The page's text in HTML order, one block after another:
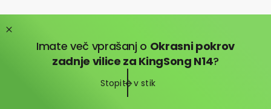
Imate več vprašanj o Okrasni pokrov
zadnje vilice za KingSong N14?
Stopite v stik